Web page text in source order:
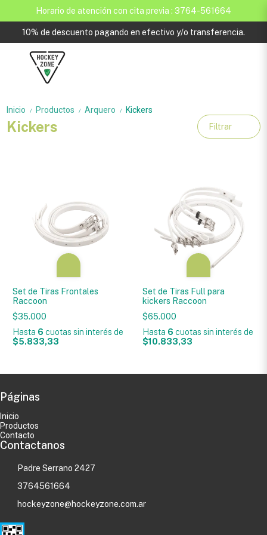
Horario de atención con cita previa : 3764-561664
10% de descuento pagando en efectivo y/o transferencia.
Inicio / Productos / Arquero / Kickers
Kickers Filtrar
Set de Tiras Frontales
Raccoon
$35.000
Hasta 6 cuotas sin interésde
$5.833,33
Set de Tiras Full para
kickers Raccoon
$65.000
Hasta 6 cuotas sin interés de
$10.833,33
Páginas
Inicio
Productos
Contacto
Contactanos
Padre Serrano 2427
3764561664
hockeyzone@hockeyzone.com.ar